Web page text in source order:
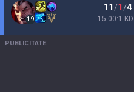
19
11/1/4
15.00:1
PUBLICITATE